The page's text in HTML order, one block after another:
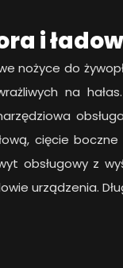
i
nożyce do
na
cięcie
obsługowy z
urządzenia.